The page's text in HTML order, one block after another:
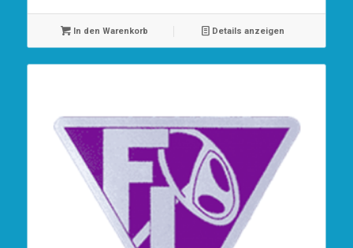
In den Warenkorb Details anzeigen